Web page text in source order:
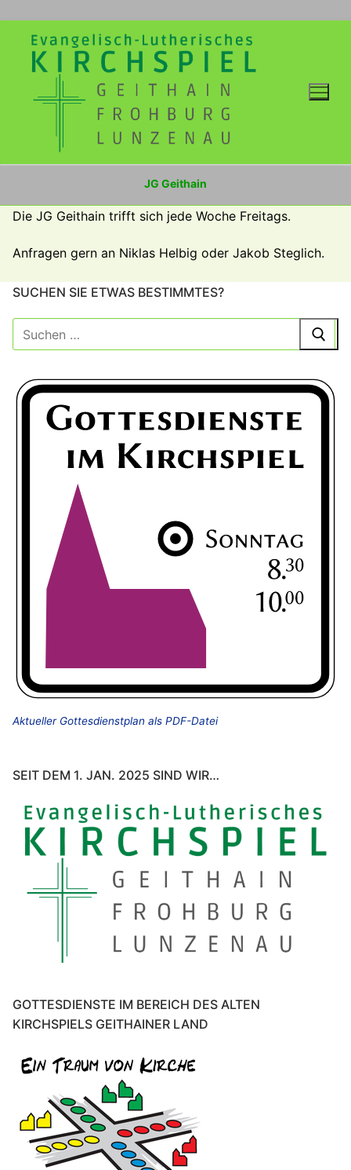
springen
JG Geithain
Die JG Geithain trifft sich jede Woche Freitags.
Anfragen gern an Niklas Helbig oder Jakob Steglich.
SUCHEN SIE ETWAS BESTIMMTES?
Suche
nach:
Aktueller Gottesdienstplan als PDF-Datei
SEIT DEM 1. JAN. 2025 SIND WIR…
GOTTESDIENSTE IM BEREICH DES ALTEN
KIRCHSPIELS GEITHAINER LAND